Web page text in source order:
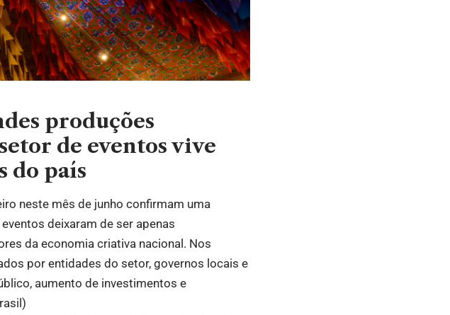
produções
de eventos vive
do país
neste mês de junho confirmam uma
deixaram de ser apenas
da economia criativa nacional. Nos
por entidades do setor, governos locais e
aumento de investimentos e
)